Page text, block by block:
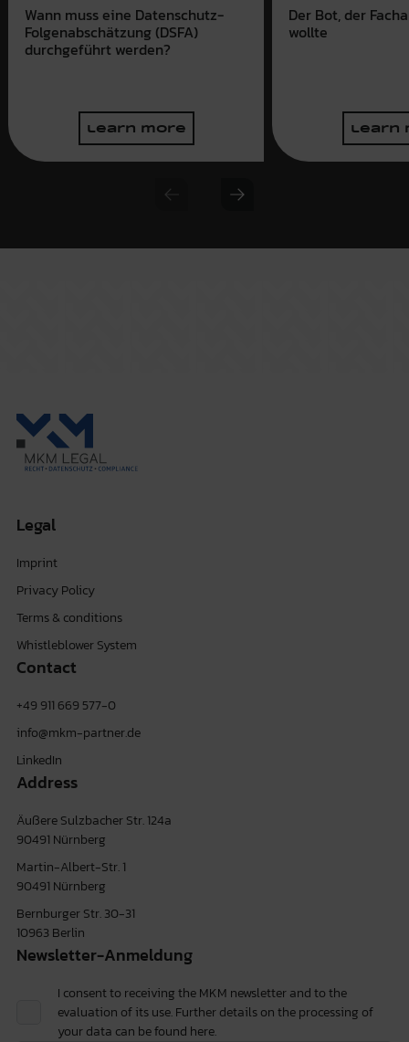
Wann muss eine Datenschutz-
Folgenabschätzung (DSFA)
durchgeführt werden?
learn more
Der Bot, der
wollte
learn
Previous slide
Next slide
Legal
Imprint
Privacy Policy
Terms & conditions
Whistleblower System
Contact
+49 911 669 577-0
info@mkm-partner.de
LinkedIn
Address
Äußere Sulzbacher Str. 124a
90491 Nürnberg
Martin-Albert-Str. 1
90491 Nürnberg
Bernburger Str. 30-31
10963 Berlin
Newsletter-Anmeldung
I consent to receiving the MKM newsletter and to the
evaluation of its use. Further details on the processing of
your data can be found here.